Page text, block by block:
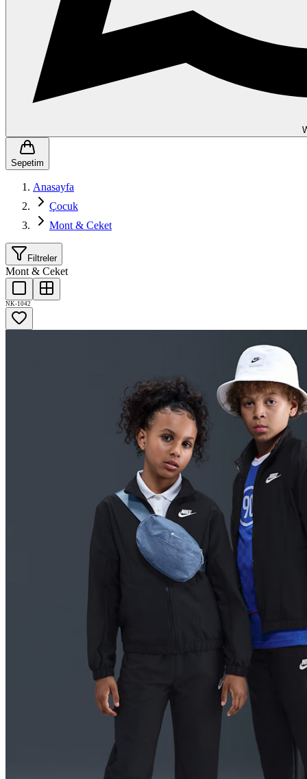
Sepetim
Anasayfa
Çocuk
Mont & Ceket
Filtreler
Mont & Ceket
NK-1042